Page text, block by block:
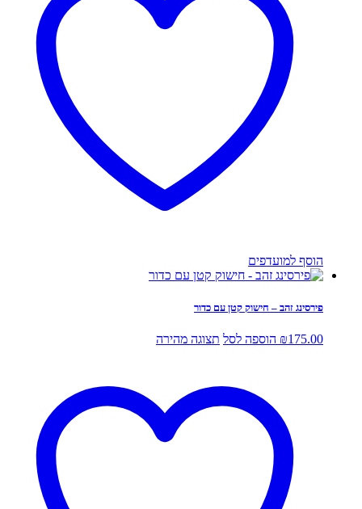
הוסף למועדפים
פירסינג זהב – חישוק קטן עם כדור
₪175.00 הוספה לסל תצוגה מהירה